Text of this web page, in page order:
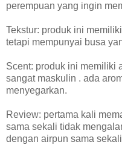
perempuan yang ingin
Tekstur: produk ini
tetapi mempunyai busa
Scent: produk ini memiliki
sangat maskulin . ada
menyegarkan.
Review: pertama kali
sama sekali tidak
dengan airpun sama